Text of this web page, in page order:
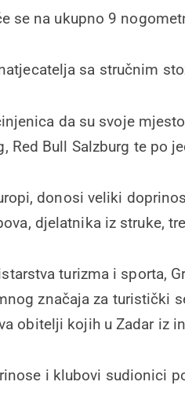
se na ukupno 9
sa stručnim
da su svoje
Red Bull Salzburg te po
donosi veliki
djelatnika iz struke,
turizma i sporta,
značaja za turistički
obitelji kojih u Zadar iz
i klubovi sudionici